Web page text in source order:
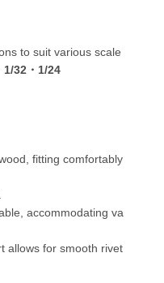
to suit various scale
1/32 ・ 1/24
fitting comfortably
accommodating va
allows for smooth rivet